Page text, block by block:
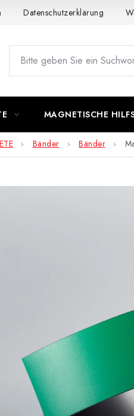
Datenschutzerklärung
MAGNETISCHE
Bänder Bänder